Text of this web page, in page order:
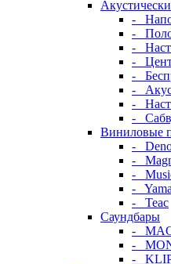
-
-
-
-
-
-
-
-
Виниловые
-
-
-
-
- Teac
Саундбары
-
-
-